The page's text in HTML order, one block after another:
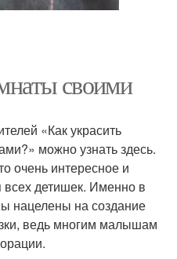
своими
«Как украсить
можно узнать здесь.
очень интересное и
всех детишек. Именно в
нацелены на создание
ведь многим малышам